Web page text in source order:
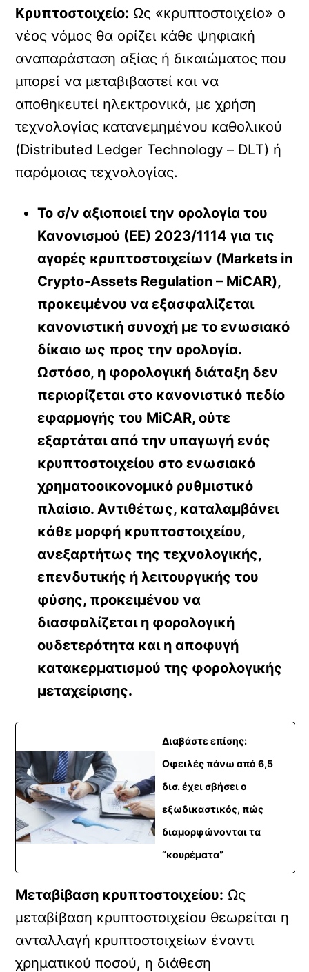
Κρυπτοστοιχείο: Ως «κρυπτοστοιχείο» ο
νέος νόμος θα ορίζει κάθε ψηφιακή
αναπαράσταση αξίας ή δικαιώματος που
μπορεί να μεταβιβαστεί και να
αποθηκευτεί ηλεκτρονικά, με χρήση
τεχνολογίας κατανεμημένου καθολικού
(Distributed Ledger Technology – DLΤ) ή
παρόμοιας τεχνολογίας.
Το σ/ν αξιοποιεί την ορολογία του
Κανονισμού (ΕΕ) 2023/1114 για τις
αγορές κρυπτοστοιχείων (Markets in
Crypto-Assets Regulation – MiCAR),
προκειμένου να εξασφαλίζεται
κανονιστική συνοχή με το ενωσιακό
δίκαιο ως προς την ορολογία.
Ωστόσο, η φορολογική διάταξη δεν
περιορίζεται στο κανονιστικό πεδίο
εφαρμογής του MiCAR, ούτε
εξαρτάται από την υπαγωγή ενός
κρυπτοστοιχείου στο ενωσιακό
χρηματοοικονομικό ρυθμιστικό
πλαίσιο. Αντιθέτως, καταλαμβάνει
κάθε μορφή κρυπτοστοιχείου,
ανεξαρτήτως της τεχνολογικής,
επενδυτικής ή λειτουργικής του
φύσης, προκειμένου να
διασφαλίζεται η φορολογική
ουδετερότητα και η αποφυγή
κατακερματισμού της φορολογικής
μεταχείρισης.
Διαβάστε επίσης:
Οφειλές πάνω από 6,5
δισ. έχει σβήσει ο
εξωδικαστικός, πώς
διαμορφώνονται τα
“κουρέματα”
Μεταβίβαση κρυπτοστοιχείου: Ως
μεταβίβαση κρυπτοστοιχείου θεωρείται η
ανταλλαγή κρυπτοστοιχείων έναντι
χρηματικού ποσού, η διάθεση